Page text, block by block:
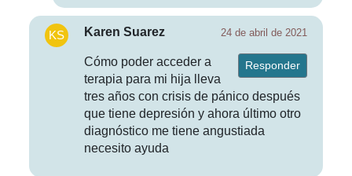
24 de abril de 2021
Karen Suarez
Responder
Cómo poder acceder a
terapia para mi hija lleva
tres años con crisis de pánico después
que tiene depresión y ahora último otro
diagnóstico me tiene angustiada
necesito ayuda